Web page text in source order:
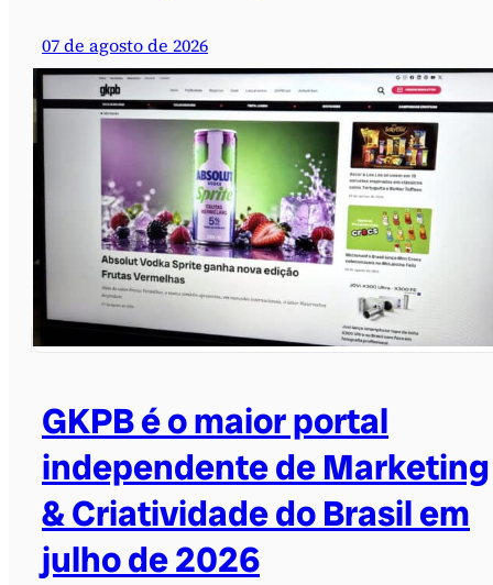
07 de agosto de 2026
GKPB é o maior portal
independente de Marketing
& Criatividade do Brasil em
julho de 2026